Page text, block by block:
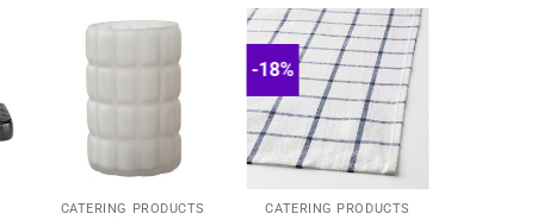
CATERING PRODUCTS
-18%
CATERING PRODUCTS